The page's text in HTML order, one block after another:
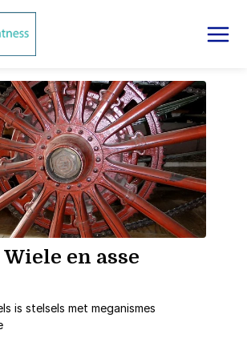
Wiele en asse
is stelsels met meganismes
die wiel oor die jare